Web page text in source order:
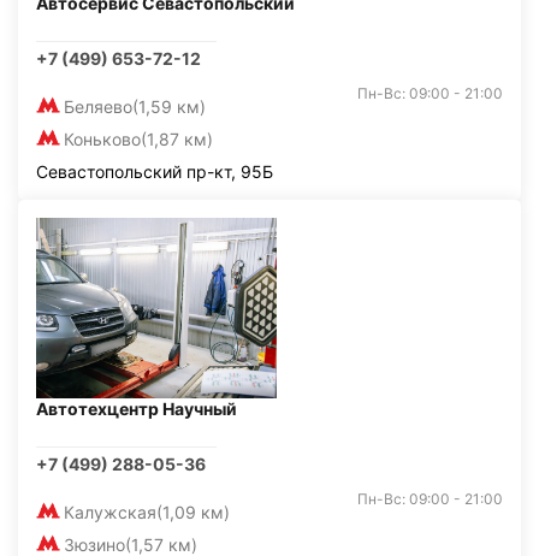
+7 (499) 653-72-12
Беляево(1,59 км)
Коньково(1,87 км)
Пн-Вс: 09:00 - 21:00
Севастопольский пр-кт, 95Б
Автотехцентр Научный
+7 (499) 288-05-36
Калужская(1,09 км)
Зюзино(1,57 км)
Пн-Вс: 09:00 - 21:00